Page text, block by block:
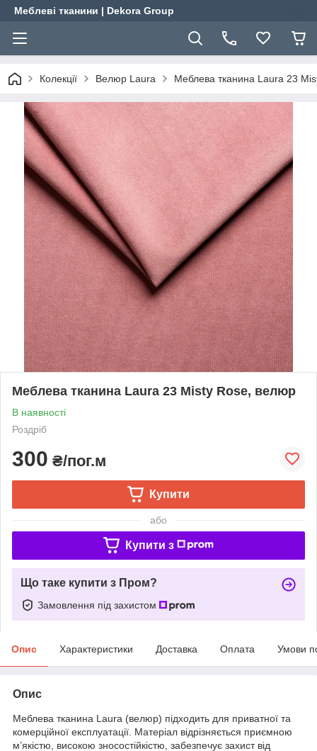
Меблеві тканини | Dekora Group
Колекції Велюр Laura Меблева тканина Laura 23
Меблева тканина Laura 23 Misty Rose, велюр
В наявності
Роздріб
300 ₴/пог.м
Купити
або
Купити з
Що таке купити з Пром?
Замовлення під захистом
Опис Характеристики Доставка Оплата Умови
Опис
Меблева тканина Laura (велюр) підходить для приватної та
комерційної експлуатації. Матеріал відрізняється приємною
м’якістю, високою зносостійкістю, забезпечує захист від